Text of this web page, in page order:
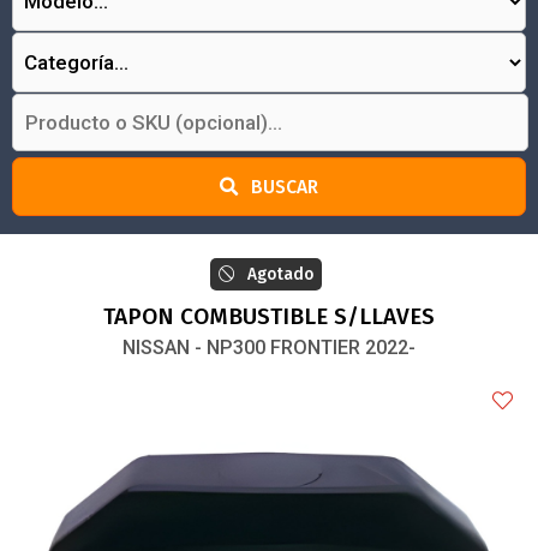
Enviar
BUSCAR
Agotado
TAPON COMBUSTIBLE S/LLAVES
NISSAN - NP300 FRONTIER 2022-